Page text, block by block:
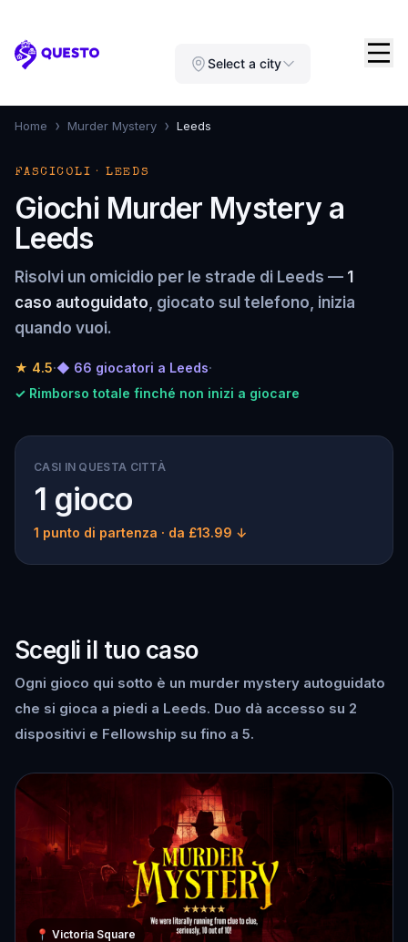
Questo Select a city
Home › Murder Mystery › Leeds
FASCICOLI · LEEDS
Giochi Murder Mystery a
Leeds
Risolvi un omicidio per le strade di Leeds — 1
caso autoguidato, giocato sul telefono, inizia
quando vuoi.
★ 4.5·◆ 66 giocatori a Leeds·
✓ Rimborso totale finché non inizi a giocare
CASI IN QUESTA CITTÀ
1 gioco
1 punto di partenza · da £13.99 ↓
Scegli il tuo caso
Ogni gioco qui sotto è un murder mystery autoguidato
che si gioca a piedi a Leeds. Duo dà accesso su 2
dispositivi e Fellowship su fino a 5.
📍 Victoria Square